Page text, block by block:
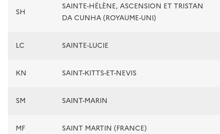
SH
SAINTE-HÉLÈNE, ASCENSION ET TRISTAN
DA CUNHA (ROYAUME-UNI)
LC SAINTE-LUCIE
KN SAINT-KITTS-ET-NEVIS
SM SAINT-MARIN
MF SAINT MARTIN (FRANCE)